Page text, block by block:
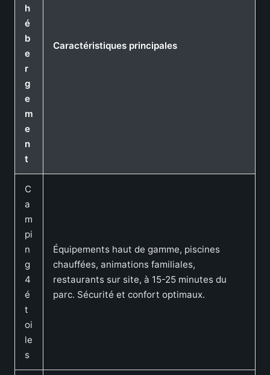
h
é
b
e
r
g
e
m
e
n
t
Caractéristiques principales
C
a
m
pi
n
g
4
é
t
oi
le
s
Équipements haut de gamme, piscines
chauffées, animations familiales,
restaurants sur site, à 15-25 minutes du
parc. Sécurité et confort optimaux.